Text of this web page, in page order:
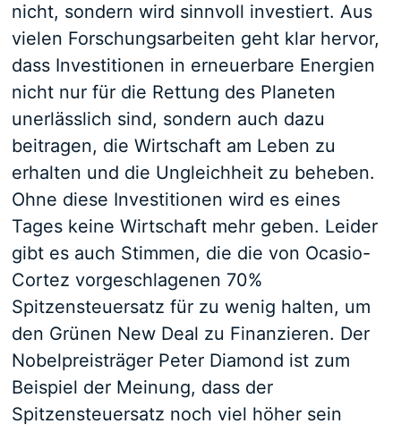
nicht, sondern wird sinnvoll investiert. Aus
vielen Forschungsarbeiten geht klar hervor,
dass Investitionen in erneuerbare Energien
nicht nur für die Rettung des Planeten
unerlässlich sind, sondern auch dazu
beitragen, die Wirtschaft am Leben zu
erhalten und die Ungleichheit zu beheben.
Ohne diese Investitionen wird es eines
Tages keine Wirtschaft mehr geben. Leider
gibt es auch Stimmen, die die von Ocasio-
Cortez vorgeschlagenen 70%
Spitzensteuersatz für zu wenig halten, um
den Grünen New Deal zu Finanzieren. Der
Nobelpreisträger Peter Diamond ist zum
Beispiel der Meinung, dass der
Spitzensteuersatz noch viel höher sein